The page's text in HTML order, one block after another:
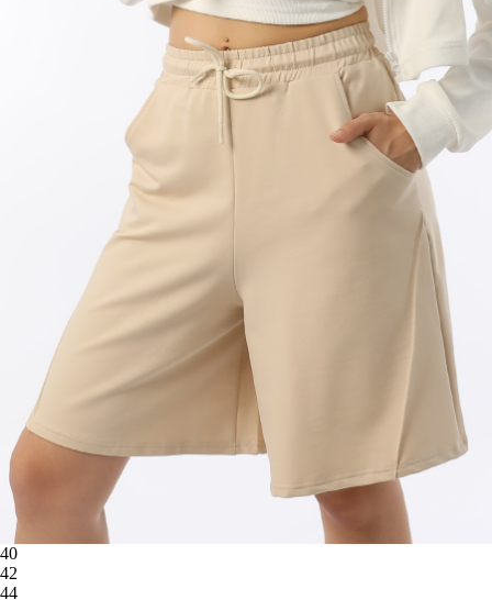
40
42
44